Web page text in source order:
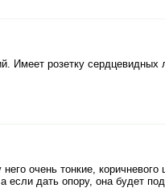
Имеет розетку сердцевидных
очень тонкие, коричневого
дать опору, она будет